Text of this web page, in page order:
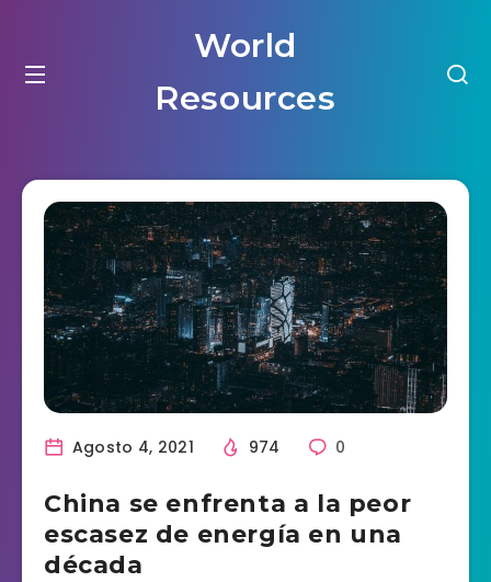
World
Resources
Agosto 4, 2021 974 0
China se enfrenta a la peor
escasez de energía en una
década